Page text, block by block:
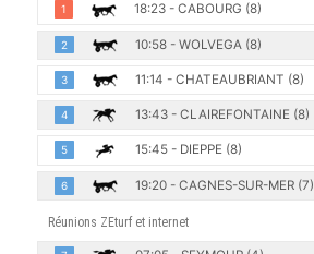
1 18:23 - CABOURG (8)
2 10:58 - WOLVEGA (8)
3 11:14 - CHATEAUBRIANT (8)
4 13:43 - CLAIREFONTAINE (8)
5 15:45 - DIEPPE (8)
6 19:20 - CAGNES-SUR-MER (7)
Réunions ZEturf et internet